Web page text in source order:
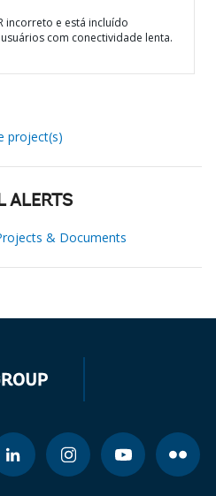
incorreto e está incluído
com conectividade lenta.
project(s)
ALERTS
& Documents